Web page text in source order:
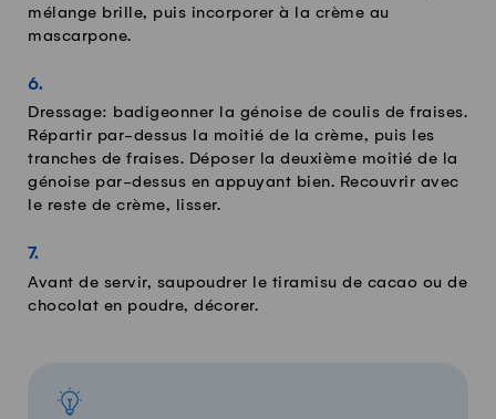
mélange brille, puis incorporer à la crème au
mascarpone.
Dressage: badigeonner la génoise de coulis de fraises.
Répartir par-dessus la moitié de la crème, puis les
tranches de fraises. Déposer la deuxième moitié de la
génoise par-dessus en appuyant bien. Recouvrir avec
le reste de crème, lisser.
Avant de servir, saupoudrer le tiramisu de cacao ou de
chocolat en poudre, décorer.